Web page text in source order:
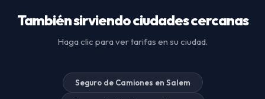
También sirviendo ciudades cercanas
Haga clic para ver tarifas en su ciudad.
Seguro de Camiones en Salem